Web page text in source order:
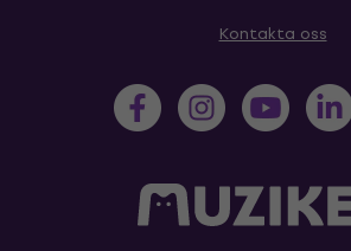
Kontakta oss